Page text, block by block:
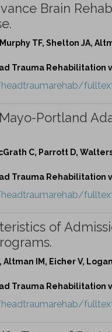
Brain
TF, Shelton JA,
Trauma Rehabilitation
Portland
C, Parrott D,
Trauma Rehabilitation
of
IM, Eicher V,
Trauma Rehabilitation